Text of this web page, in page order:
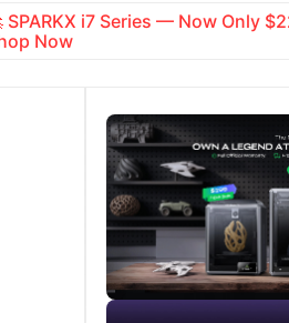
SPARKX i7 Series — Now Only
Now